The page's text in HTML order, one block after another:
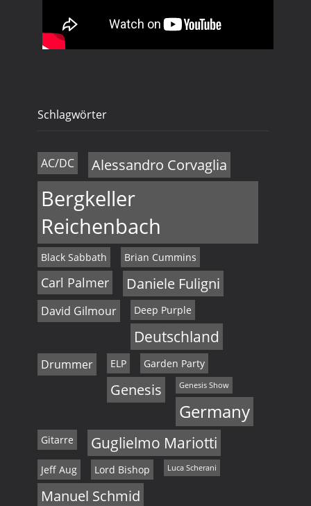
Schlagwörter
AC/DC Alessandro Corvaglia
Bergkeller
Reichenbach
Black Sabbath Brian Cummins
Carl Palmer Daniele Fuligni
David Gilmour Deep Purple
Deutschland
Drummer ELP Garden Party
Genesis Genesis Show
Germany
Gitarre Guglielmo Mariotti
Jeff Aug Lord Bishop Luca Scherani
Manuel Schmid